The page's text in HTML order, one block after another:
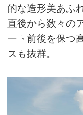
的な造形美あふ
直後から数々の
ート前後を保つ
スも抜群。